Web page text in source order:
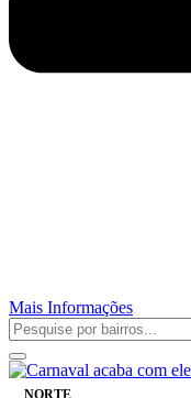
Mais Informações
NORTE